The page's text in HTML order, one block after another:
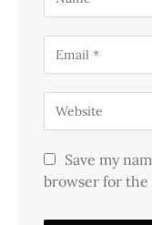
Save my
browser for